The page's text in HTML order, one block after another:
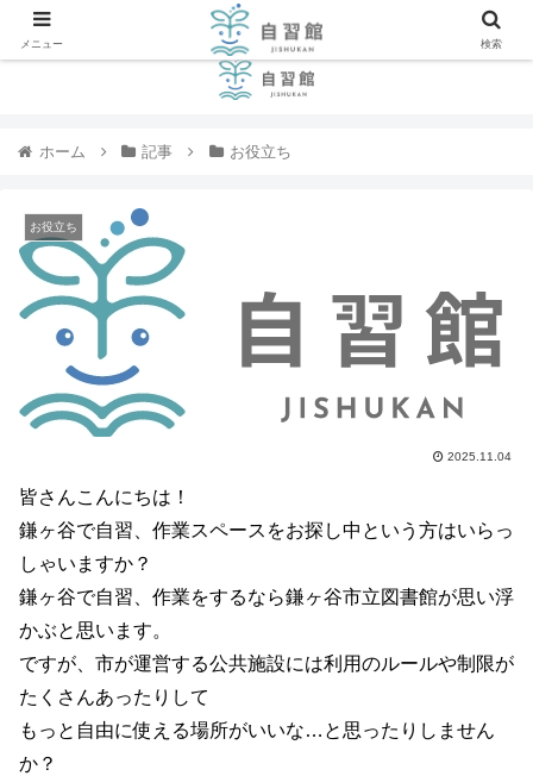
ホーム 記事 お役立ち
お役立ち
2025.11.04
皆さんこんにちは！
鎌ヶ谷で自習、作業スペースをお探し中という方はいらっ
しゃいますか？
鎌ヶ谷で自習、作業をするなら鎌ヶ谷市立図書館が思い浮
かぶと思います。
ですが、市が運営する公共施設には利用のルールや制限が
たくさんあったりして
もっと自由に使える場所がいいな…と思ったりしません
か？
メニュー 検索